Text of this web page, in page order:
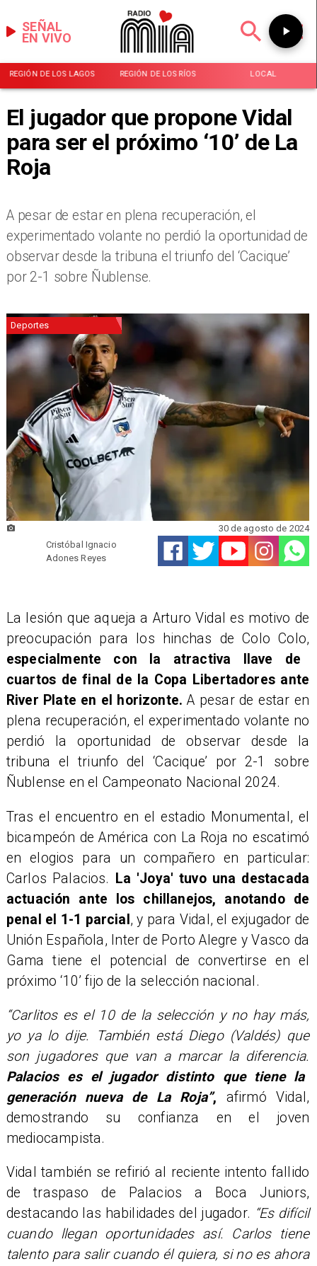
EN VIVO
SEÑAL
REGIÓN DE LOS LAGOS REGIÓN DE LOS RÍOS LOCAL
El jugador que propone Vidal
para ser el próximo ‘10’ de La
Roja
​A pesar de estar en plena recuperación, el
experimentado volante no perdió la oportunidad de
observar desde la tribuna el triunfo del ‘Cacique’
por 2-1 sobre Ñublense.
Deportes
Cristóbal Ignacio
Adones Reyes
30 de agosto de 2024
La lesión que aqueja a Arturo Vidal es motivo de
preocupación para los hinchas de Colo Colo,
especialmente con la atractiva llave de
cuartos de final de la Copa Libertadores ante
River Plate en el horizonte.A pesar de estar en
plena recuperación, el experimentado volante no
perdió la oportunidad de observar desde la
tribuna el triunfo del ‘Cacique’ por 2-1 sobre
Ñublense en el Campeonato Nacional 2024.
Tras el encuentro en el estadio Monumental, el
bicampeón de América con La Roja no escatimó
en elogios para un compañero en particular:
Carlos Palacios.
La 'Joya' tuvo una destacada
actuación ante los chillanejos, anotando de
penal el 1-1 parcial , y para Vidal, el exjugador de
Unión Española, Inter de Porto Alegre y Vasco da
Gama tiene el potencial de convertirse en el
próximo ‘10’ fijo de la selección nacional.
“Carlitos es el 10 de la selección y no hay más,
yo ya lo dije. También está Diego (Valdés) que
son jugadores que van a marcar la diferencia.
Palacios es el jugador distinto que tiene la
generación nueva de La Roja”, afirmó Vidal,
demostrando su confianza en el joven
mediocampista.
Vidal también se refirió al reciente intento fallido
de traspaso de Palacios a Boca Juniors,
destacando las habilidades del jugador. “Es difícil
cuando llegan oportunidades así. Carlos tiene
talento para salir cuando él quiera, si no es ahora